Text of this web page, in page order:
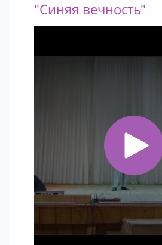
"Синяя вечность"